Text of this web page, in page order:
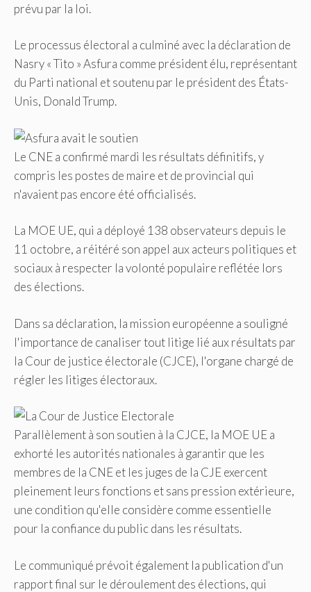
prévu par la loi.
Le processus électoral a culminé avec la déclaration de
Nasry « Tito » Asfura comme président élu, représentant
du Parti national et soutenu par le président des États-
Unis, Donald Trump.
Le CNE a confirmé mardi les résultats définitifs, y
compris les postes de maire et de provincial qui
n'avaient pas encore été officialisés.
La MOE UE, qui a déployé 138 observateurs depuis le
11 octobre, a réitéré son appel aux acteurs politiques et
sociaux à respecter la volonté populaire reflétée lors
des élections.
Dans sa déclaration, la mission européenne a souligné
l'importance de canaliser tout litige lié aux résultats par
la Cour de justice électorale (CJCE), l'organe chargé de
régler les litiges électoraux.
Parallèlement à son soutien à la CJCE, la MOE UE a
exhorté les autorités nationales à garantir que les
membres de la CNE et les juges de la CJE exercent
pleinement leurs fonctions et sans pression extérieure,
une condition qu'elle considère comme essentielle
pour la confiance du public dans les résultats.
Le communiqué prévoit également la publication d'un
rapport final sur le déroulement des élections, qui